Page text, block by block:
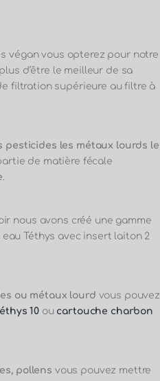
végan vous opterez pour notre
d’être le meilleur de sa
filtration supérieure au filtre à
pesticides les métaux lourds le
de matière fécale
.
nous avons créé une gamme
Téthys avec insert laiton 2
ou métaux lourd vous pouvez
10 ou cartouche charbon
pollens vous pouvez mettre